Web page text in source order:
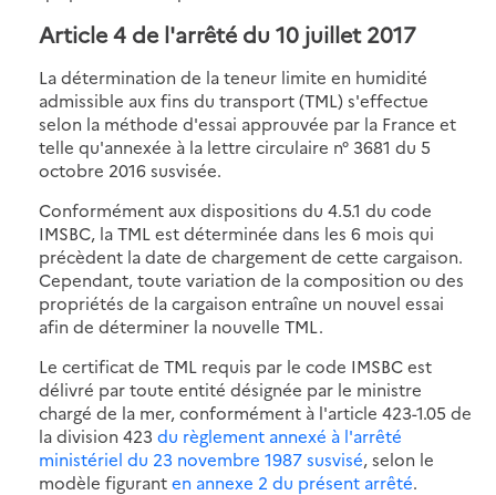
Article 4 de l'arrêté du 10 juillet 2017
La détermination de la teneur limite en humidité
admissible aux fins du transport (TML) s'effectue
selon la méthode d'essai approuvée par la France et
telle qu'annexée à la lettre circulaire n° 3681 du 5
octobre 2016 susvisée.
Conformément aux dispositions du 4.5.1 du code
IMSBC, la TML est déterminée dans les 6 mois qui
précèdent la date de chargement de cette cargaison.
Cependant, toute variation de la composition ou des
propriétés de la cargaison entraîne un nouvel essai
afin de déterminer la nouvelle TML.
Le certificat de TML requis par le code IMSBC est
délivré par toute entité désignée par le ministre
chargé de la mer, conformément à l'article 423-1.05 de
la division 423 du règlement annexé à l'arrêté
ministériel du 23 novembre 1987 susvisé, selon le
modèle figuranten annexe 2 du présent arrêté.